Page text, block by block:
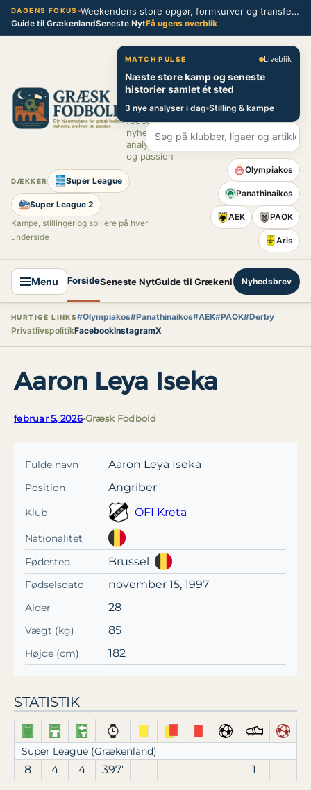
Spring
DAGENS FOKUS Weekendens store opgør, formkurver og transferblik fra græsk fodbold
Guide til GrækenlandSeneste NytFå ugens overblik
Græsk Fodbold
Din
hjemmebane
for græsk
fodbold –
nyheder,
analyser
og passion
DÆKKER Super League
Super League 2
Kampe, stillinger og spillere på hver
underside
MATCH PULSE Liveblik
Næste store kamp og seneste
historier samlet ét sted
3 nye analyser i dag Stilling & kampe
Olympiakos
Panathinaikos
AEK PAOK
Aris
Menu ForsideSeneste NytGuide til GrækenlandSuper League
Nyhedsbrev
HURTIGE LINKS#Olympiakos#Panathinaikos#AEK#PAOK#Derby
PrivatlivspolitikFacebookInstagramX
Aaron Leya Iseka
februar 5, 2026•Græsk Fodbold
Fulde navn Aaron Leya Iseka
Position Angriber
Klub OFI Kreta
Nationalitet
Fødested
Brussel
Fødselsdato november 15, 1997
Alder 28
Vægt (kg) 85
Højde (cm) 182
STATISTIK
Super League (Grækenland)
8 4 4 397′ 1